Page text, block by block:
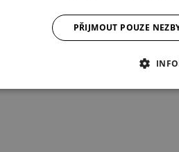
PŘIJMOUT POUZE